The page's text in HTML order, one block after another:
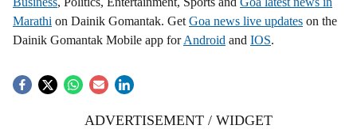
Marathi on Dainik Gomantak. Get Goa news live updates on the
Dainik Gomantak Mobile app forAndroid and IOS.
ADVERTISEMENT / WIDGET